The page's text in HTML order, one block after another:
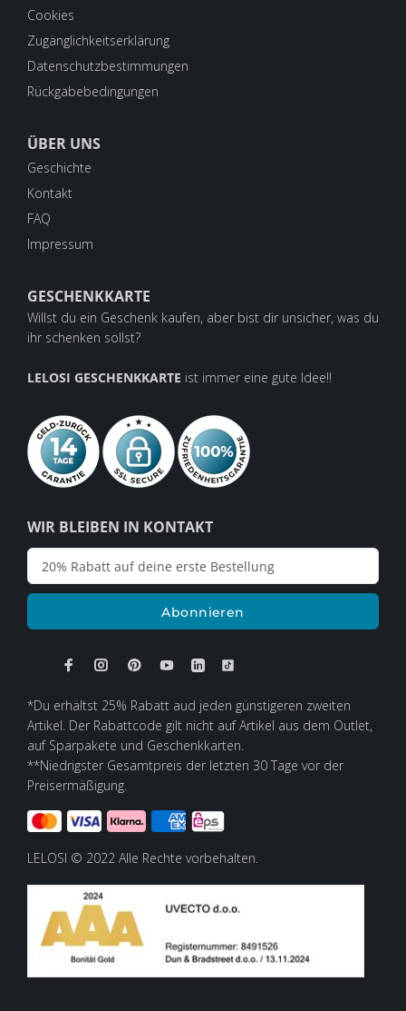
WIR BLEIBEN IN KONTAKT
Abonnieren
Cookies
Zugänglichkeitserklärung
Datenschutzbestimmungen
Rückgabebedingungen
ÜBER UNS
Geschichte
Kontakt
FAQ
Impressum
GESCHENKKARTE
Willst du ein Geschenk kaufen, aber bist dir unsicher, was du
ihr schenken sollst?
LELOSI GESCHENKKARTE ist immer eine gute Idee!!
*Du erhältst 25% Rabatt aud jeden günstigeren zweiten
Artikel. Der Rabattcode gilt nicht auf Artikel aus dem Outlet,
auf Sparpakete und Geschenkkarten.
**Niedrigster Gesamtpreis der letzten 30 Tage vor der
Preisermäßigung.
LELOSI © 2022 Alle Rechte vorbehalten.